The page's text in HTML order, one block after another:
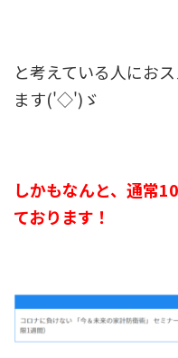
と考えている人にお
ます('◇')ゞ
しかもなんと、通常
ております！